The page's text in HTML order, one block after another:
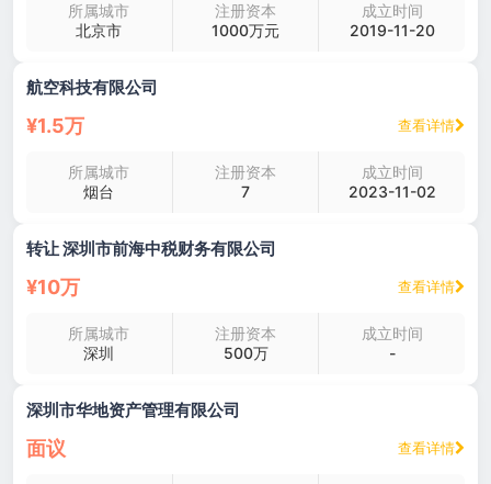
所属城市
北京市
注册资本
1000万元
成立时间
2019-11-20
航空科技有限公司
¥1.5万 查看详情
所属城市
烟台
注册资本
7
成立时间
2023-11-02
转让 深圳市前海中税财务有限公司
¥10万 查看详情
所属城市
深圳
注册资本
500万
成立时间
-
深圳市华地资产管理有限公司
面议 查看详情